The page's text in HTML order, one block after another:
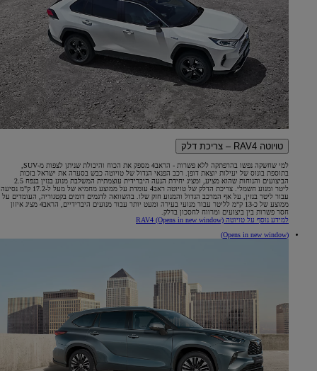
טויוטה RAV4 – צריכת דלק
למי שחשקה נפשו בהרפתקה ללא פשרות - הראב4 מספק את הכוח והיכולת שניתן לצפות מ-SUV,
בתוספת בונוס של יעילות יוצאת דופן. רכב הפנאי הגדול של טויוטה כבש בסערה את ישראל בזכות
הביצועים והנוחות שהוא מציע, ומציג יחידת הנעה היברידית עוצמתית המשלבת מנוע בנזין בנפח 2.5
ליטר ומנוע חשמלי. צריכת הדלק של טויוטה ראב4 עומדת על ממוצע מחמיא של מעל ל-17.2 ק"מ נסיעה
עבור ליטר בנזין, על אף המרכב הגדול והמנוע חזק שלו. בהשוואה לדגמים דומים בקטגוריה, העומדים על
ממוצע של כ-13 ק"מ לליטר עבור מנועי בעירה ומעט יותר עבור מנועים היברידיים, הראב4 מציג איזון
חסר פשרות בין ביצועים ומרווח לחסכון בדלק.
למידע נוסף על טויוטה RAV4 (Opens in new window)
(Opens in new window)